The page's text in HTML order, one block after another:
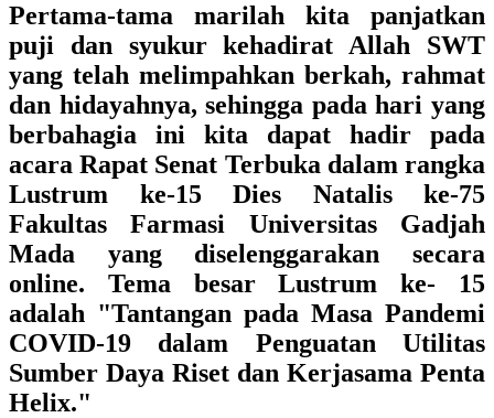
Pertama-tama marilah kita panjatkan
puji dan syukur kehadirat Allah SWT
yang telah melimpahkan berkah, rahmat
dan hidayahnya, sehingga pada hari yang
berbahagia ini kita dapat hadir pada
acara Rapat Senat Terbuka dalam rangka
Lustrum ke-15 Dies Natalis ke-75
Fakultas Farmasi Universitas Gadjah
Mada yang diselenggarakan secara
online. Tema besar Lustrum ke- 15
adalah "Tantangan pada Masa Pandemi
COVID-19 dalam Penguatan Utilitas
Sumber Daya Riset dan Kerjasama Penta
Helix."